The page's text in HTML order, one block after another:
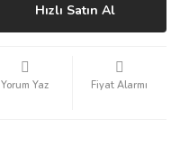
Hızlı Satın Al
Yorum Yaz Fiyat Alarmı